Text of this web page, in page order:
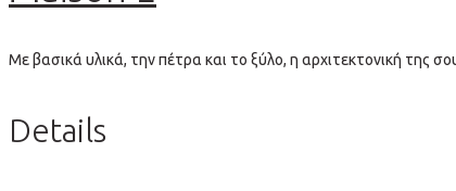
Με βασικά υλικά, την πέτρα και το ξύλο, η αρχιτεκτονική της
Details